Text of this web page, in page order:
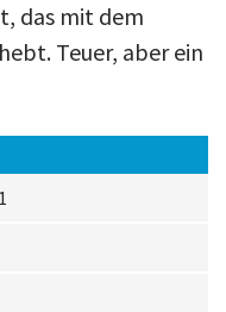
das mit dem
Teuer, aber ein